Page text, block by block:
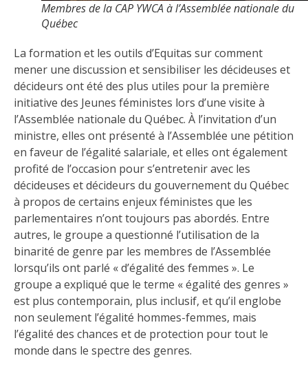
Membres de la CAP YWCA à l’Assemblée nationale du
Québec
La formation et les outils d’Equitas sur comment
mener une discussion et sensibiliser les décideuses et
décideurs ont été des plus utiles pour la première
initiative des Jeunes féministes lors d’une visite à
l’Assemblée nationale du Québec. À l’invitation d’un
ministre, elles ont présenté à l’Assemblée une pétition
en faveur de l’égalité salariale, et elles ont également
profité de l’occasion pour s’entretenir avec les
décideuses et décideurs du gouvernement du Québec
à propos de certains enjeux féministes que les
parlementaires n’ont toujours pas abordés. Entre
autres, le groupe a questionné l’utilisation de la
binarité de genre par les membres de l’Assemblée
lorsqu’ils ont parlé « d’égalité des femmes ». Le
groupe a expliqué que le terme « égalité des genres »
est plus contemporain, plus inclusif, et qu’il englobe
non seulement l’égalité hommes-femmes, mais
l’égalité des chances et de protection pour tout le
monde dans le spectre des genres.